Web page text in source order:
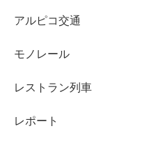
アルピコ交通
モノレール
レストラン列車
レポート